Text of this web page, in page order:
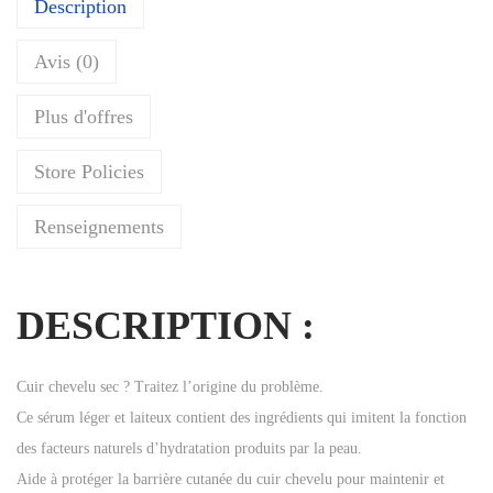
Description
Avis (0)
Plus d'offres
Store Policies
Renseignements
DESCRIPTION :
Cuir chevelu sec ? Traitez l’origine du problème.
Ce sérum léger et laiteux contient des ingrédients qui imitent la fonction
des facteurs naturels d’hydratation produits par la peau.
Aide à protéger la barrière cutanée du cuir chevelu pour maintenir et